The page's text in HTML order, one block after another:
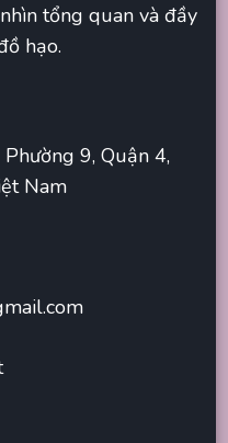
tổng quan và đầy
hạo.
9, Quận 4,
Nam